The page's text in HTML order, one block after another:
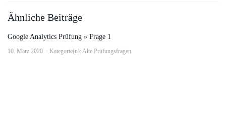
Ähnliche Beiträge
Google Analytics Prüfung » Frage 1
10. März 2020 Kategorie(n): Alte Prüfungsfragen